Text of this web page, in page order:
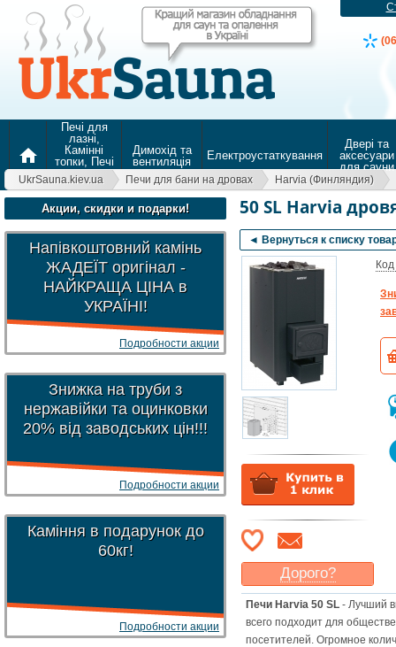
home
Печі для
лазні,
Камінні
топки, Печі
для
опалення
Димохід та
вентиляція
Електроустаткування
Двері та
аксесуари
для сауни
UkrSauna.kiev.ua Печи для бани на дровах Harvia (Финляндия)
Акции, скидки и подарки!
Напівкоштовний камінь
ЖАДЕЇТ оригінал -
НАЙКРАЩА ЦІНА в
УКРАЇНІ!
Подробности акции
Знижка на труби з
нержавійки та оцинковки
20% від заводських цін!!!
Подробности акции
Каміння в подарунок до
60кг!
Подробности акции
50 SL Harvia
◄ Вернуться к списку
Дорого?
Какая ценамогла бы
Васустроить
Указать цену
Печи Harvia 50 SL - Лучший
всего подходит для
посетителей. Огромное